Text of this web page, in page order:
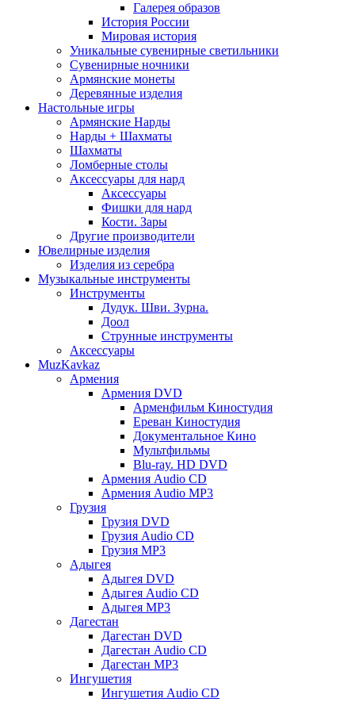
Галерея образов
История России
Мировая история
Уникальные сувенирные светильники
Сувенирные ночники
Армянские монеты
Деревянные изделия
Настольные игры
Армянские Нарды
Нарды + Шахматы
Шахматы
Ломберные столы
Аксессуары для нард
Аксессуары
Фишки для нард
Кости. Зары
Другие производители
Ювелирные изделия
Изделия из серебра
Музыкальные инструменты
Инструменты
Дудук. Шви. Зурна.
Доол
Струнные инструменты
Аксессуары
MuzKavkaz
Армения
Армения DVD
Арменфильм Киностудия
Ереван Киностудия
Документальное Кино
Мультфильмы
Blu-ray. HD DVD
Армения Audio CD
Армения Audio MP3
Грузия
Грузия DVD
Грузия Audio CD
Грузия MP3
Адыгея
Адыгея DVD
Адыгея Audio CD
Адыгея MP3
Дагестан
Дагестан DVD
Дагестан Audio CD
Дагестан MP3
Ингушетия
Ингушетия Audio CD